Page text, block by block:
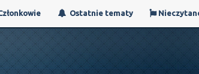
Ostatnie tematy